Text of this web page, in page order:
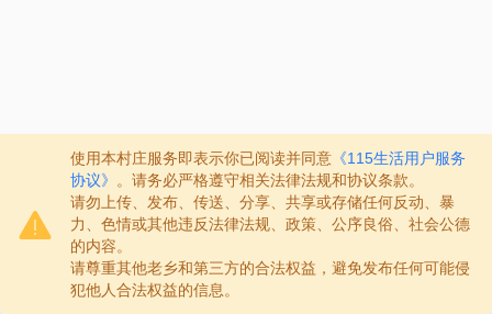
使用本村庄服务即表示你已阅读并同意 《115生活用户服务
协议》
。请务必严格遵守相关法律法规和协议条款。
请勿上传、发布、传送、分享、共享或存储任何反动、暴
力、色情或其他违反法律法规、政策、公序良俗、社会公德
的内容。
请尊重其他老乡和第三方的合法权益，避免发布任何可能侵
犯他人合法权益的信息。